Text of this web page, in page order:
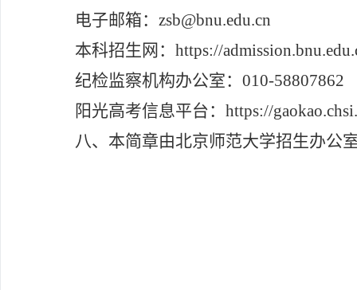
电子邮箱： zsb@bnu.edu.cn
本科招生网： https://
纪检监察机构办公室： 010-58807862
阳光高考信息平台： https://
八、 本简章由北京师范大学招生办公